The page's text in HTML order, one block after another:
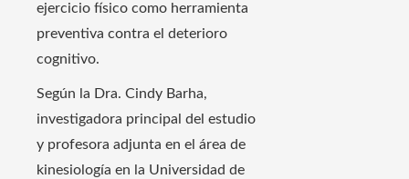
ejercicio físico como herramienta
preventiva contra el deterioro
cognitivo.
Según la Dra. Cindy Barha,
investigadora principal del estudio
y profesora adjunta en el área de
kinesiología en la Universidad de